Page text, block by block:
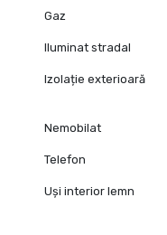
Gaz
Iluminat stradal
Izolație exterioară
Nemobilat
Telefon
Uși interior lemn